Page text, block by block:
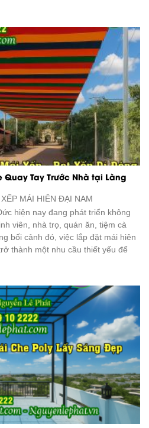
Tay Trước Nhà tại Làng
MÁI HIÊN ĐẠI NAM
hiện nay đang phát triển không
viên, nhà trọ, quán ăn, tiệm cà
bối cảnh đó, việc lắp đặt mái hiên
thành một nhu cầu thiết yếu để